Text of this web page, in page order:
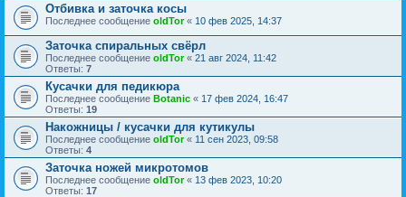
Отбивка и заточка косы
Последнее сообщение oldTor« 10 фев 2025, 14:37
Заточка спиральных свёрл
Последнее сообщение oldTor« 21 авг 2024, 11:42
Ответы: 7
Кусачки для педикюра
Последнее сообщение Botanic « 17 фев 2024, 16:47
Ответы: 19
Накожницы / кусачки для кутикулы
Последнее сообщение oldTor« 11 сен 2023, 09:58
Ответы: 4
Заточка ножей микротомов
Последнее сообщение oldTor« 13 фев 2023, 10:20
Ответы: 17